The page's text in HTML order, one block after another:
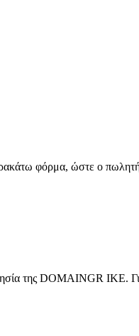
φόρμα, ώστε ο
της DOMAINGR ΙΚΕ.